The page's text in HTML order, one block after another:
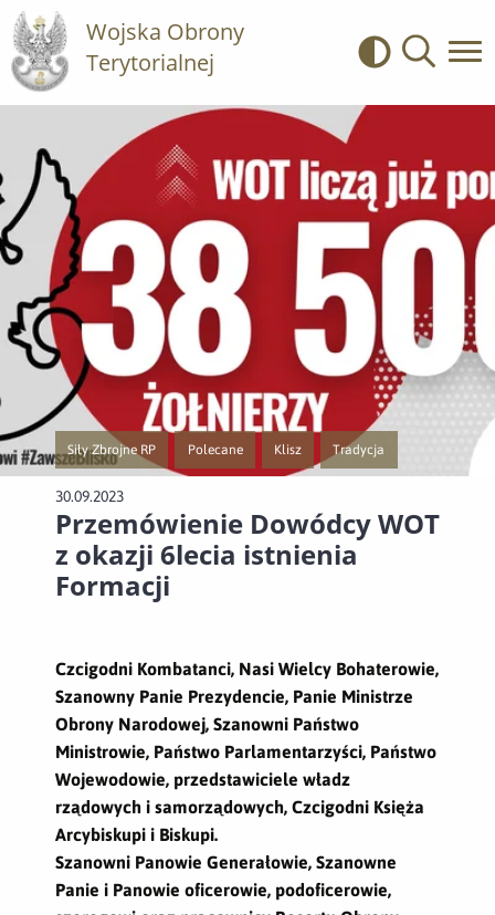
Wojska Obrony
Terytorialnej
Kontrast
Siły Zbrojne RP
Przejście do nowej strony z listą publikacji o kategorii Siły Zbrojne RP
Polecane
Przejście do nowej strony z listą publikacji o
Klisz
Przejście do nowej strony z listą
Tradycja
Przejście do nowej strony
30.09.2023
Przemówienie Dowódcy WOT
z okazji 6lecia istnienia
Formacji
Czcigodni Kombatanci, Nasi Wielcy Bohaterowie,
Szanowny Panie Prezydencie, Panie Ministrze
Obrony Narodowej, Szanowni Państwo
Ministrowie, Państwo Parlamentarzyści, Państwo
Wojewodowie, przedstawiciele władz
rządowych i samorządowych, Czcigodni Księża
Arcybiskupi i Biskupi.
Szanowni Panowie Generałowie, Szanowne
Panie i Panowie oficerowie, podoficerowie,